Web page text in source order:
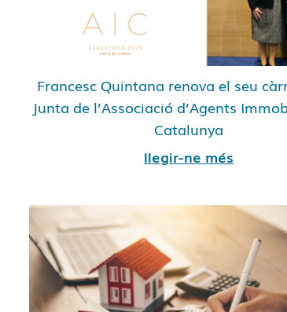
Francesc Quintana renova el seu
Junta de l’Associació d’Agents
Catalunya
llegir-ne més